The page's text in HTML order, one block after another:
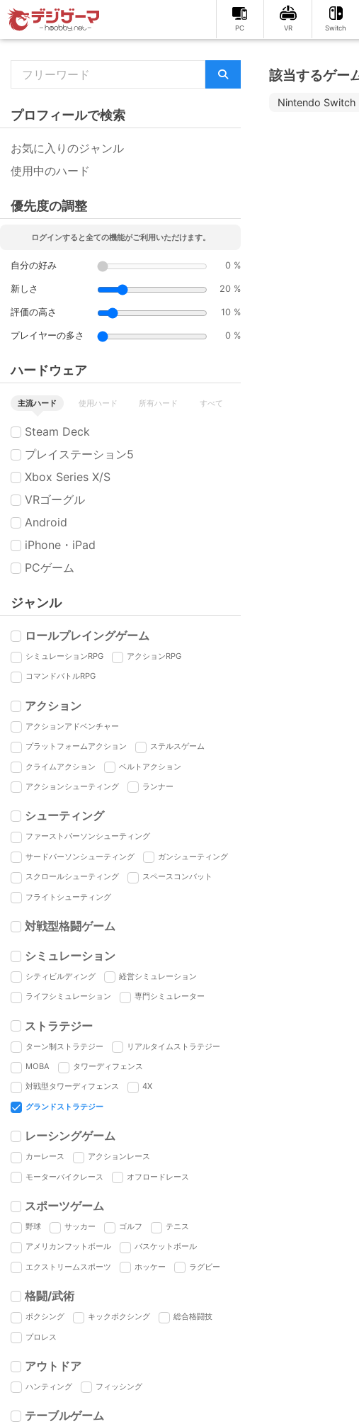
PC VR Switch
該当するゲー
Nintendo Switch
プロフィールで検索
お気に入りのジャンル
使用中のハード
優先度の調整
ログインすると全ての機能がご利用いただけます。
自分の好み 0 %
新しさ 20 %
評価の高さ 10 %
プレイヤーの多さ 0 %
ハードウェア
主流ハード 使用ハード 所有ハード すべて
Steam Deck
プレイステーション5
Xbox Series X/S
VRゴーグル
Android
iPhone・iPad
PCゲーム
ジャンル
ロールプレイングゲーム
シミュレーションRPG アクションRPG
コマンドバトルRPG
アクション
アクションアドベンチャー
プラットフォームアクション ステルスゲーム
クライムアクション ベルトアクション
アクションシューティング ランナー
シューティング
ファーストパーソンシューティング
サードパーソンシューティング ガンシューティング
スクロールシューティング スペースコンバット
フライトシューティング
対戦型格闘ゲーム
シミュレーション
シティビルディング 経営シミュレーション
ライフシミュレーション 専門シミュレーター
ストラテジー
ターン制ストラテジー リアルタイムストラテジー
MOBA タワーディフェンス
対戦型タワーディフェンス 4X
グランドストラテジー
レーシングゲーム
カーレース アクションレース
モーターバイクレース オフロードレース
スポーツゲーム
野球 サッカー ゴルフ テニス
アメリカンフットボール バスケットボール
エクストリームスポーツ ホッケー ラグビー
格闘/武術
ボクシング キックボクシング 総合格闘技
プロレス
アウトドア
ハンティング フィッシング
テーブルゲーム